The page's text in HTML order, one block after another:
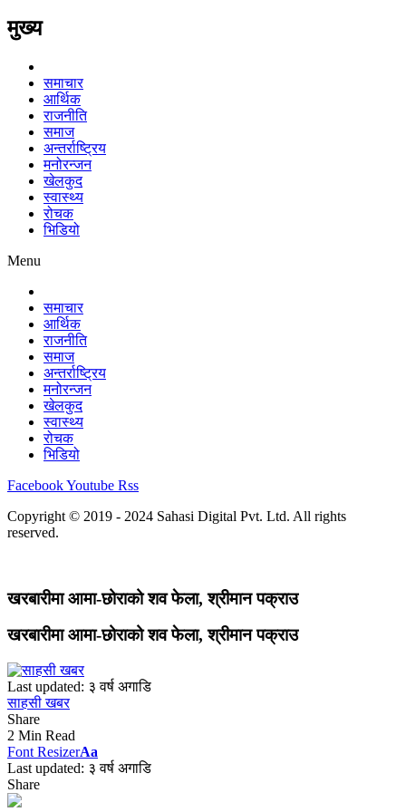
मुख्य
समाचार
आर्थिक
राजनीति
समाज
अन्तर्राष्ट्रिय
मनोरन्जन
खेलकुद
स्वास्थ्य
रोचक
भिडियो
Menu
समाचार
आर्थिक
राजनीति
समाज
अन्तर्राष्ट्रिय
मनोरन्जन
खेलकुद
स्वास्थ्य
रोचक
भिडियो
FacebookYoutube Rss
Copyright © 2019 - 2024 Sahasi Digital Pvt. Ltd. All rights
reserved.
खरबारीमा आमा-छोराको शव फेला, श्रीमान पक्राउ
खरबारीमा आमा-छोराको शव फेला, श्रीमान पक्राउ
Last updated: ३ वर्ष अगाडि
साहसी खबर
Share
2 Min Read
Font ResizerAa
Last updated: ३ वर्ष अगाडि
Share